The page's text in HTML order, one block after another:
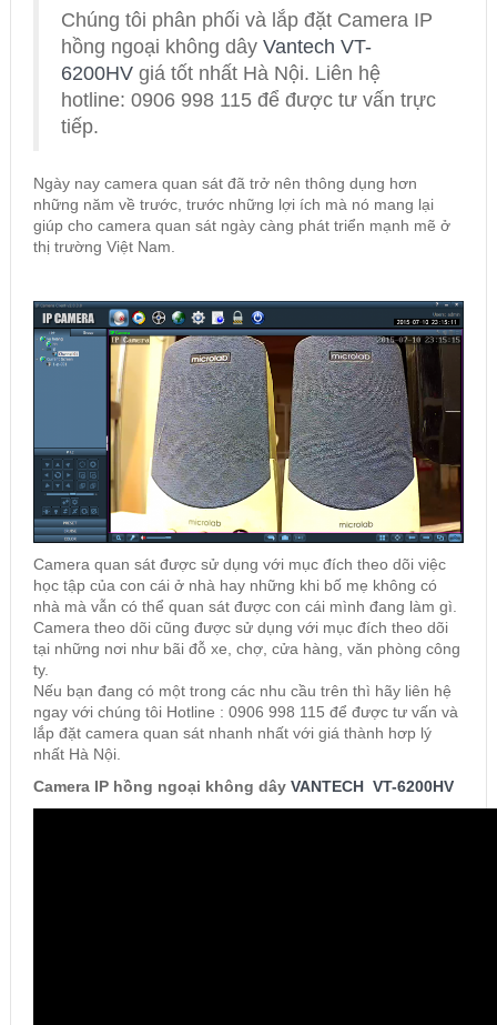
Chúng tôi phân phối và lắp đặt Camera IP
hồng ngoại không dây Vantech VT-
6200HV giá tốt nhất Hà Nội. Liên hệ
hotline: 0906 998 115 để được tư vấn trực
tiếp.
Ngày nay camera quan sát đã trở nên thông dụng hơn
những năm về trước, trước những lợi ích mà nó mang lại
giúp cho camera quan sát ngày càng phát triển mạnh mẽ ở
thị trường Việt Nam.
Camera quan sát được sử dụng với mục đích theo dõi việc
học tập của con cái ở nhà hay những khi bố mẹ không có
nhà mà vẫn có thể quan sát được con cái mình đang làm gì.
Camera theo dõi cũng được sử dụng với mục đích theo dõi
tại những nơi như bãi đỗ xe, chợ, cửa hàng, văn phòng công
ty.
Nếu bạn đang có một trong các nhu cầu trên thì hãy liên hệ
ngay với chúng tôi Hotline : 0906 998 115 để được tư vấn và
lắp đặt camera quan sát nhanh nhất với giá thành hơp lý
nhất Hà Nội.
Camera IP hồng ngoại không dây VANTECH VT-6200HV